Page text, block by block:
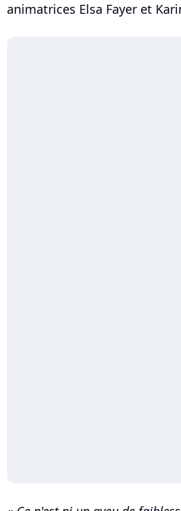
animatrices Elsa Fayer et